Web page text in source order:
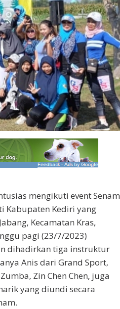
mengikuti event Senam
Kabupaten Kediri yang
Kecamatan Kras,
pagi (23/7/2023)
dihadirkan tiga instruktur
Anis dari Grand Sport,
Zin Chen Chen, juga
yang diundi secara